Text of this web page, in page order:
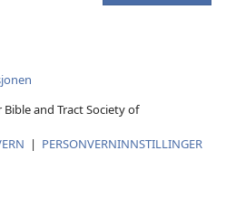
Bible and Tract Society of
| PERSONVERNINNSTILLINGER